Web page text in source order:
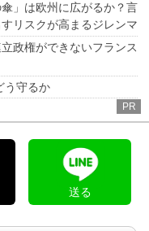
」は欧州に広がるか？言
リスクが高まるジレンマ
政権ができないフランス
う守るか
PR
送る